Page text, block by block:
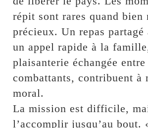
répit sont rares quand bien
précieux. Un repas
un appel rapide à la
plaisanterie échangée entre
combattants, contribuent à
moral.
La mission est difficile,
l’accomplir jusqu’au bout.